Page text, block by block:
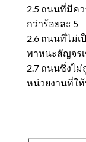
2.5 ถนนที่มีค
กว่าร้อยละ 5
2.6 ถนนที่ไม่
พาหนะสัญจร
2.7 ถนนซึ่งไม่
หน่วยงานที่ให้